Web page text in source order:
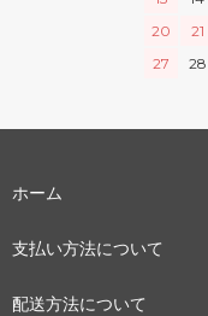
20
21
27
28
ホーム
支払い方法について
配送方法について